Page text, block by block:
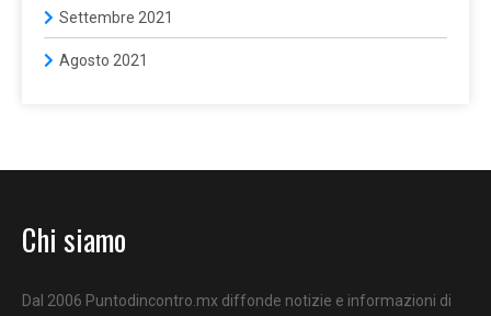
Settembre 2021
Agosto 2021
Chi siamo
Dal 2006 Puntodincontro.mx diffonde notizie e informazioni di